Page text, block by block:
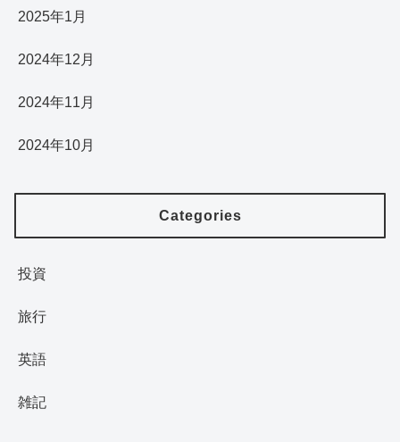
2025年1月
2024年12月
2024年11月
2024年10月
Categories
投資
旅行
英語
雑記